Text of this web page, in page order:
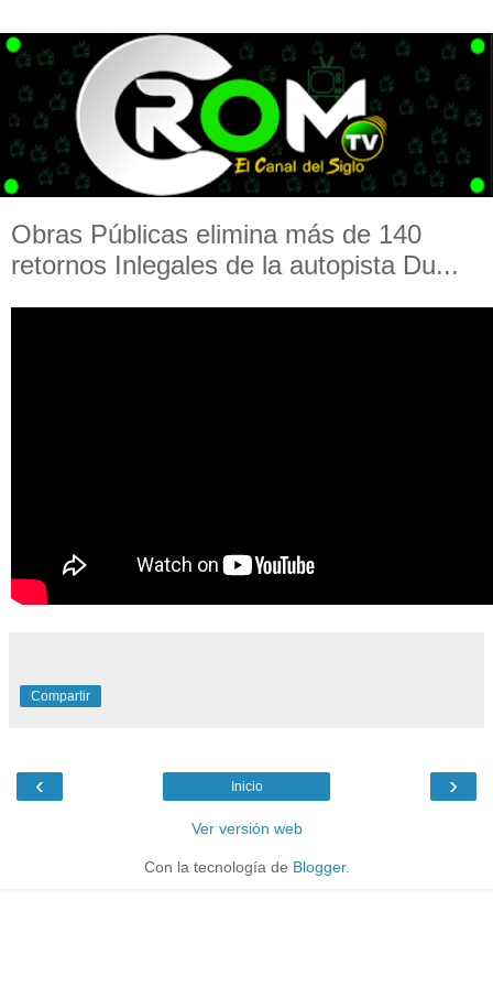
Obras Públicas elimina más de 140
retornos Inlegales de la autopista Du...
Compartir
‹ ›
Inicio
Ver versión web
Con la tecnología de Blogger.